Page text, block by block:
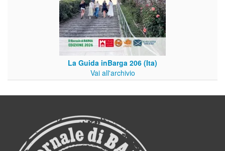
La Guida inBarga 206 (Ita)
Vai all'archivio